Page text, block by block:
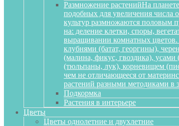
Размножение растенийНа
подобных для увеличения числа
культур размножаются половым
на: деление клетки, споры,
выращивании комнатных цветов.
клубнями (батат, георгины),
(малина, фикус, гвоздика),
(тюльпаны, лук), корневищем
чем не отличающееся от
растений разными методиками в
Подкормка
Растения в интерьере
Цветы
Цветы однолетние и двухлетние